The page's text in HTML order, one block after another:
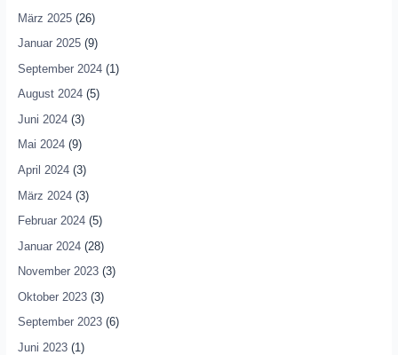
März 2025(26)
Januar 2025(9)
September 2024(1)
August 2024(5)
Juni 2024(3)
Mai 2024(9)
April 2024(3)
März 2024(3)
Februar 2024(5)
Januar 2024(28)
November 2023(3)
Oktober 2023(3)
September 2023(6)
Juni 2023(1)